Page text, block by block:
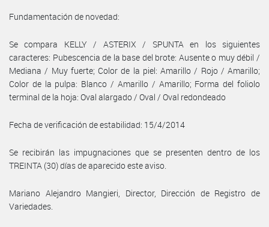
Fundamentación de novedad:
Se compara KELLY / ASTERIX / SPUNTA en los siguientes
caracteres: Pubescencia de la base del brote: Ausente o muy débil /
Mediana / Muy fuerte; Color de la piel: Amarillo / Rojo / Amarillo;
Color de la pulpa: Blanco / Amarillo / Amarillo; Forma del foliolo
terminal de la hoja: Oval alargado / Oval / Oval redondeado
Fecha de verificación de estabilidad: 15/4/2014
Se recibirán las impugnaciones que se presenten dentro de los
TREINTA (30) días de aparecido este aviso.
Mariano Alejandro Mangieri, Director, Dirección de Registro de
Variedades.